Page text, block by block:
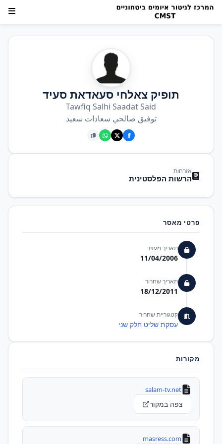
תופיק צאלחי סעאדאת סעיד
Tawfiq Salhi Saadat Said
توفيق صالحي سعادات سعيد
אזרחות
הרשות הפלסטינית
פרטי מאסר
תאריך מעצר
11/04/2006
תאריך שחרור
18/12/2011
קטגוריית שחרור
עסקת שליט חלק שני
מקורות
salam-tv.net
צפה במקור
masress.com